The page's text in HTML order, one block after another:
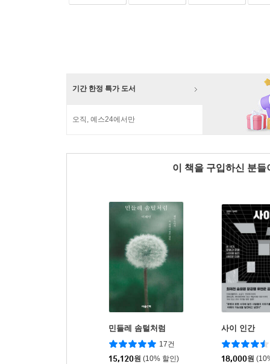
기간 한정 특가 도서
오직, 예스24에서만
이 책을 구입하신 분
민들레 솜털처럼
17건
15,120원 (10% 할인)
사이 인간
18,000원